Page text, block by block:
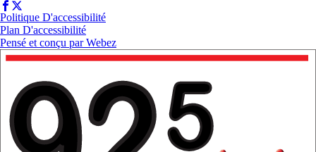
Politique D'accessibilité
Plan D'accessibilité
Pensé et conçu parWebez